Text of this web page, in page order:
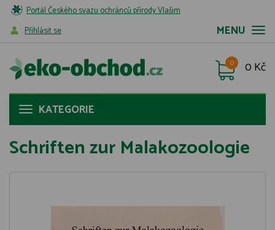
Portál Českého svazu ochránců přírody Vlašim
MENU
Příhlásit se
0 Kč
0
KATEGORIE
Schriften zur Malakozoologie